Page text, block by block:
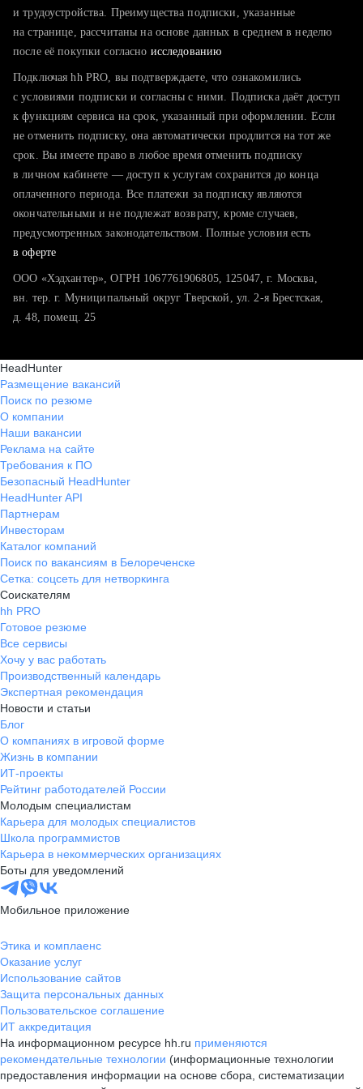
тратите много времени на поиск и вручную поднимаете
хотите сравнить себя с конкурентами и оценить шансы
и трудоустройства. Преимущества подписки, указанные
на странице, рассчитаны на основе данных в среднем в неделю
после её покупки согласно исследованию
Подключая hh PRO, вы подтверждаете, что ознакомились
с условиями подписки и согласны с ними. Подписка даёт доступ
к функциям сервиса на срок, указанный при оформлении. Если
не отменить подписку, она автоматически продлится на тот же
срок. Вы имеете право в любое время отменить подписку
в личном кабинете — доступ к услугам сохранится до конца
оплаченного периода. Все платежи за подписку являются
окончательными и не подлежат возврату, кроме случаев,
предусмотренных законодательством. Полные условия есть
в оферте
ООО «Хэдхантер», ОГРН 1067761906805, 125047, г. Москва,
вн. тер. г. Муниципальный округ Тверской, ул. 2-я Брестская,
д. 48, помещ. 25
HeadHunter
Размещение вакансий
Поиск по резюме
О компании
Наши вакансии
Реклама на сайте
Требования к ПО
Безопасный HeadHunter
HeadHunter API
Партнерам
Инвесторам
Каталог компаний
Поиск по вакансиям в Белореченске
Сетка: соцсеть для нетворкинга
Соискателям
hh PRO
Готовое резюме
Все сервисы
Хочу у вас работать
Производственный календарь
Экспертная рекомендация
Новости и статьи
Блог
О компаниях в игровой форме
Жизнь в компании
ИТ-проекты
Рейтинг работодателей России
Молодым специалистам
Карьера для молодых специалистов
Школа программистов
Карьера в некоммерческих организациях
Боты для уведомлений
Мобильное приложение
Этика и комплаенс
Оказание услуг
Использование сайтов
Защита персональных данных
Пользовательское соглашение
ИТ аккредитация
На информационном ресурсе hh.ru применяются
рекомендательные технологии (информационные технологии
предоставления информации на основе сбора, систематизации